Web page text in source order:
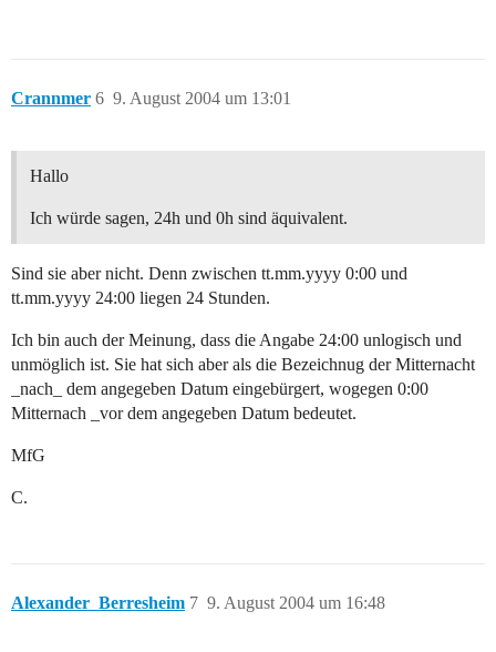
Crannmer 9. August 2004 um 13:01
6
Hallo
Ich würde sagen, 24h und 0h sind äquivalent.
Sind sie aber nicht. Denn zwischen tt.mm.yyyy 0:00 und
tt.mm.yyyy 24:00 liegen 24 Stunden.
Ich bin auch der Meinung, dass die Angabe 24:00 unlogisch und
unmöglich ist. Sie hat sich aber als die Bezeichnug der Mitternacht
_nach_ dem angegeben Datum eingebürgert, wogegen 0:00
Mitternach _vor dem angegeben Datum bedeutet.
MfG
C.
Alexander_Berresheim 9. August 2004 um 16:48
7